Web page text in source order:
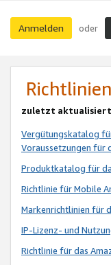
Anmelden oder
zuletzt aktualisiert
Vergütungskatalog
Voraussetzungen für
Produktkatalog für
Richtlinie für Mobile
Markenrichtlinien für
IP-Lizenz- und
Richtlinie für das